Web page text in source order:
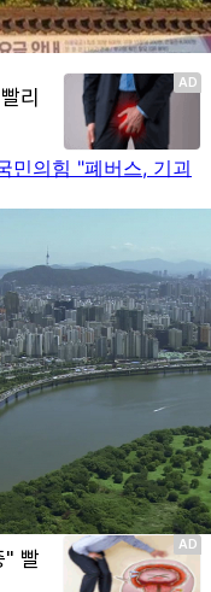
민의힘 "폐버스, 기괴